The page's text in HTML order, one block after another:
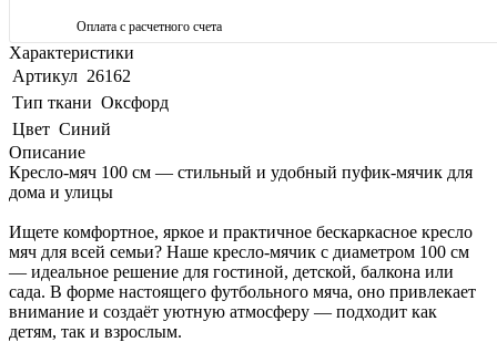
Оплата с расчетного счета
Характеристики
Артикул 26162
Тип ткани Оксфорд
Цвет Синий
Описание
Кресло-мяч 100 см — стильный и удобный пуфик-мячик для
дома и улицы
Ищете комфортное, яркое и практичное бескаркасное кресло
мяч для всей семьи? Наше кресло-мячик с диаметром 100 см
— идеальное решение для гостиной, детской, балкона или
сада. В форме настоящего футбольного мяча, оно привлекает
внимание и создаёт уютную атмосферу — подходит как
детям, так и взрослым.